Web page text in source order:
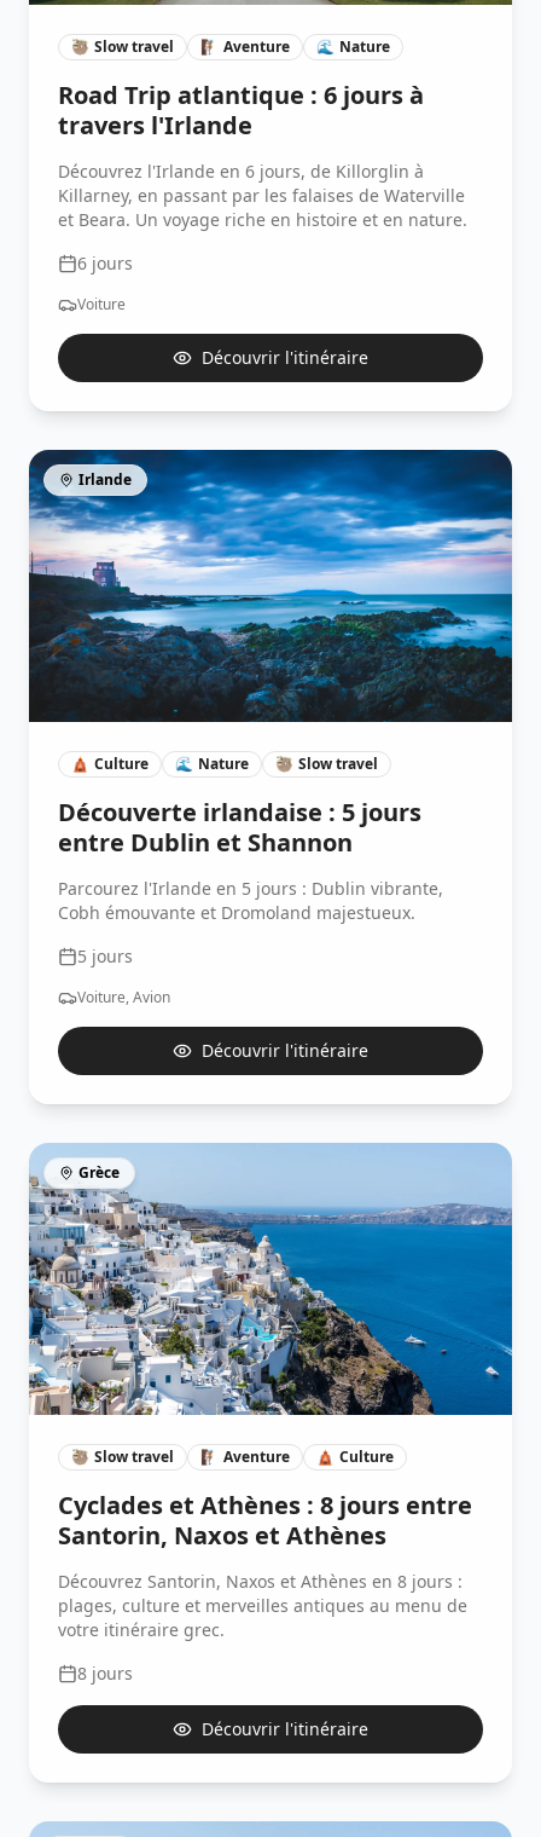
🦥 Slow travel 🧗🏽 Aventure 🌊 Nature
Road Trip atlantique : 6 jours à
travers l'Irlande
Découvrez l'Irlande en 6 jours, de Killorglin à
Killarney, en passant par les falaises de Waterville
et Beara. Un voyage riche en histoire et en nature.
6 jours
Voiture
Découvrir l'itinéraire
Irlande
🛕 Culture 🌊 Nature 🦥 Slow travel
Découverte irlandaise : 5 jours
entre Dublin et Shannon
Parcourez l'Irlande en 5 jours : Dublin vibrante,
Cobh émouvante et Dromoland majestueux.
5 jours
Voiture, Avion
Découvrir l'itinéraire
Grèce
🦥 Slow travel 🧗🏽 Aventure 🛕 Culture
Cyclades et Athènes : 8 jours entre
Santorin, Naxos et Athènes
Découvrez Santorin, Naxos et Athènes en 8 jours :
plages, culture et merveilles antiques au menu de
votre itinéraire grec.
8 jours
Découvrir l'itinéraire